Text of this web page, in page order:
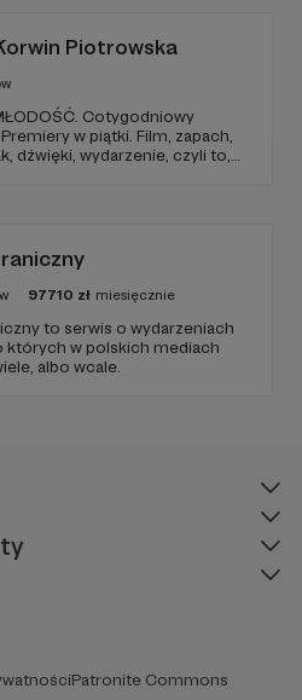
Piotrowska
Cotygodniowy
w piątki. Film, zapach,
dźwięki, wydarzenie, czyli to,
97710 zł miesięcznie
to serwis o wydarzeniach
których w polskich mediach
albo wcale.
Patronite Commons